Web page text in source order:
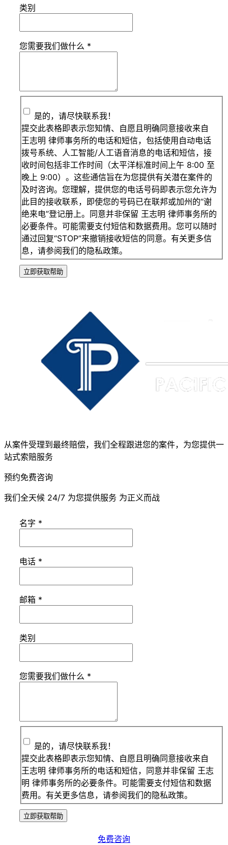
类别
您需要我们做什么 *
是的，请尽快联系我！
提交此表格即表示您知情、自愿且明确同意接收来自
王志明 律师事务所的电话和短信，包括使用自动电话
拨号系统、人工智能/人工语音消息的电话和短信，接
收时间包括非工作时间（太平洋标准时间上午 8:00 至
晚上 9:00）。这些通信旨在为您提供有关潜在案件的
及时咨询。您理解，提供您的电话号码即表示您允许为
此目的接收联系，即使您的号码已在联邦或加州的“谢
绝来电”登记册上。同意并非保留 王志明 律师事务所的
必要条件。可能需要支付短信和数据费用。您可以随时
通过回复“STOP”来撤销接收短信的同意。有关更多信
息，请参阅我们的隐私政策。
立即获取帮助
从案件受理到最终赔偿，我们全程跟进您的案件，为您提供一
站式索赔服务
预约免费咨询
我们全天候 24/7 为您提供服务 为正义而战
名字 *
电话 *
邮箱 *
类别
您需要我们做什么 *
是的，请尽快联系我！
提交此表格即表示您知情、自愿且明确同意接收来自
王志明 律师事务所的电话和短信，同意并非保留 王志
明 律师事务所的必要条件。可能需要支付短信和数据
费用。有关更多信息，请参阅我们的隐私政策。
立即获取帮助
免费咨询